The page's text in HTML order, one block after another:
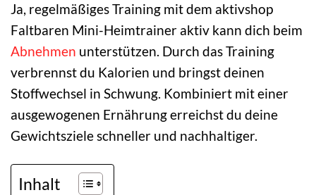
Ja, regelmäßiges Training mit dem aktivshop
Faltbaren Mini-Heimtrainer aktiv kann dich beim
Abnehmen unterstützen. Durch das Training
verbrennst du Kalorien und bringst deinen
Stoffwechsel in Schwung. Kombiniert mit einer
ausgewogenen Ernährung erreichst du deine
Gewichtsziele schneller und nachhaltiger.
Inhalt